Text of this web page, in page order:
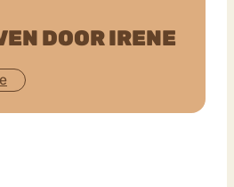
DOOR IRENE